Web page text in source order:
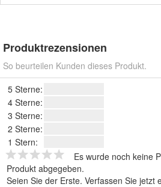
Produktrezensionen
So beurteilen Kunden dieses Produkt.
5 Sterne:
4 Sterne:
3 Sterne:
2 Sterne:
1 Stern:
Es wurde noch keine
Produkt abgegeben.
Seien Sie der Erste. Verfassen Sie jetzt